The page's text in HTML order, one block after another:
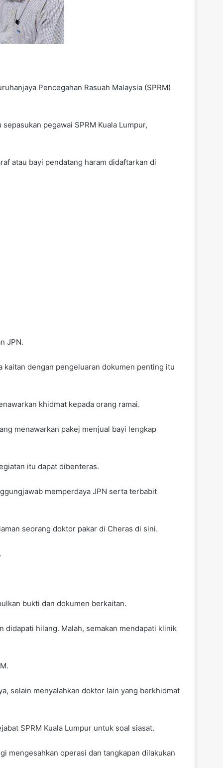
Pencegahan Rasuah Malaysia (SPRM)
pegawai SPRM Kuala Lumpur,
atau bayi pendatang haram didaftarkan di
JPN.
kaitan dengan pengeluaran dokumen penting itu
khidmat kepada orang ramai.
menawarkan pakej menjual bayi lengkap
itu dapat dibenteras.
memperdaya JPN serta terbabit
seorang doktor pakar di Cheras di sini.
bukti dan dokumen berkaitan.
didapati hilang. Malah, semakan mendapati klinik
selain menyalahkan doktor lain yang berkhidmat
SPRM Kuala Lumpur untuk soal siasat.
mengesahkan operasi dan tangkapan dilakukan